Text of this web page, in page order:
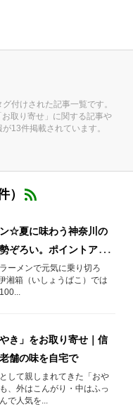
グ付けされた記事一覧です。
取り寄せ」に関する記事や
13件掲載されています。
）
☆夏に味わう神奈川の
ぞろい。ポイントアッ
にお取り寄せ！
ーメンで元気に乗り切ろ
湘箱（いしょうばこ）では
き」をお取り寄せ｜信
舗の味を自宅で
して親しまれてきた「おや
、外はこんがり・中はふっ
で人気を...